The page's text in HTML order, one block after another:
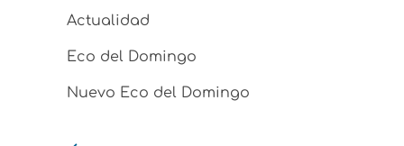
Actualidad
Eco del Domingo
Nuevo Eco del Domingo